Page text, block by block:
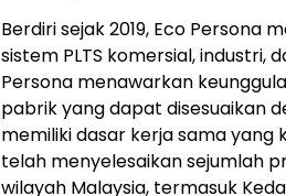
Berdiri sejak 2019, Eco Persona
sistem PLTS komersial, industri,
Persona menawarkan
pabrik yang dapat disesuaikan
memiliki dasar kerja sama yang
telah menyelesaikan sejumlah
wilayah Malaysia, termasuk